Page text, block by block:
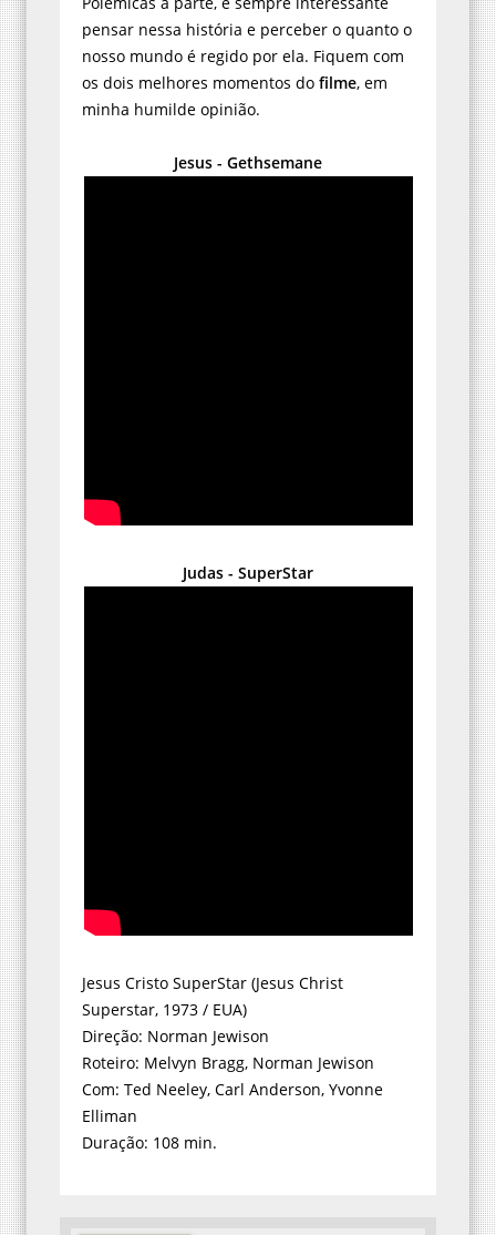
pensar nessa história e perceber o quanto o
nosso mundo é regido por ela. Fiquem com
os dois melhores momentos do filme , em
minha humilde opinião.
Jesus - Gethsemane
Judas - SuperStar
Jesus Cristo SuperStar (Jesus Christ
Superstar, 1973 / EUA)
Direção: Norman Jewison
Roteiro: Melvyn Bragg, Norman Jewison
Com: Ted Neeley, Carl Anderson, Yvonne
Elliman
Duração: 108 min.